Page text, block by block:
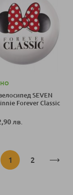
SEVEN
Forever Classic
лв.
В
1 Страница
2